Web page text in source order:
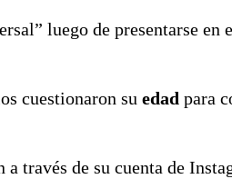
luego de presentarse en
cuestionaron su edad para
través de su cuenta de